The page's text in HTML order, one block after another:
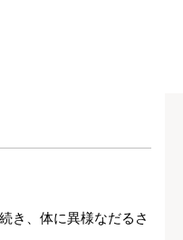
き、体に異様なだるさ